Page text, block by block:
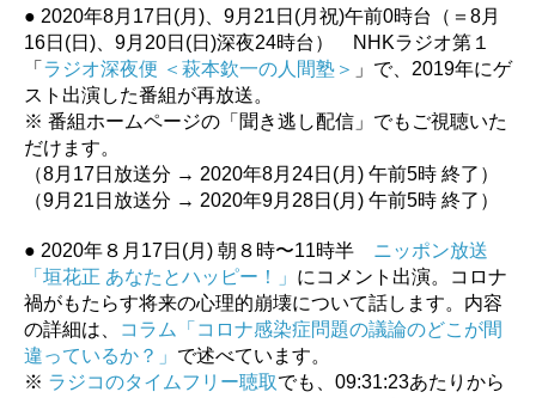
● 2020年8月17日(月)、9月21日(月祝)午前0時台（＝8月
16日(日)、9月20日(日)深夜24時台） NHKラジオ第１
「 ラジオ深夜便 ＜萩本欽一の人間塾＞ 」で、2019年にゲ
スト出演した番組が再放送。
※ 番組ホームページの「聞き逃し配信」でもご視聴いた
だけます。
（8月17日放送分 → 2020年8月24日(月) 午前5時 終了）
（9月21日放送分 → 2020年9月28日(月) 午前5時 終了）
● 2020年８月17日(月) 朝８時〜11時半 ニッポン放送
「垣花正 あなたとハッピー！」 にコメント出演。コロナ
禍がもたらす将来の心理的崩壊について話します。内容
の詳細は、
コラム「コロナ感染症問題の議論のどこが間
違っているか？」 で述べています。
※ ラジコのタイムフリー聴取でも、09:31:23あたりから